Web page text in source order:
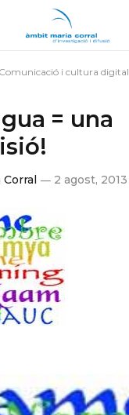
Comunicació i cultura digital
= una
2 agost, 2013